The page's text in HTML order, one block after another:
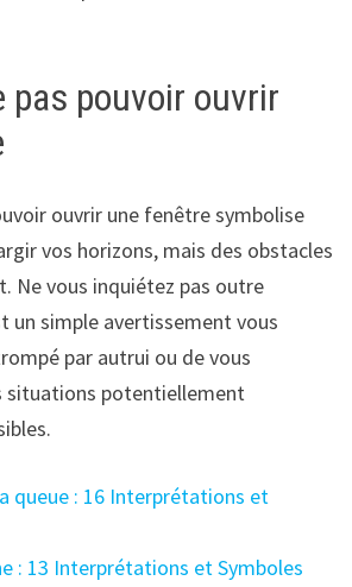
pas pouvoir ouvrir
ouvrir une fenêtre symbolise
vos horizons, mais des obstacles
Ne vous inquiétez pas outre
un simple avertissement vous
par autrui ou de vous
situations potentiellement
queue : 16 Interprétations et
: 13 Interprétations et Symboles